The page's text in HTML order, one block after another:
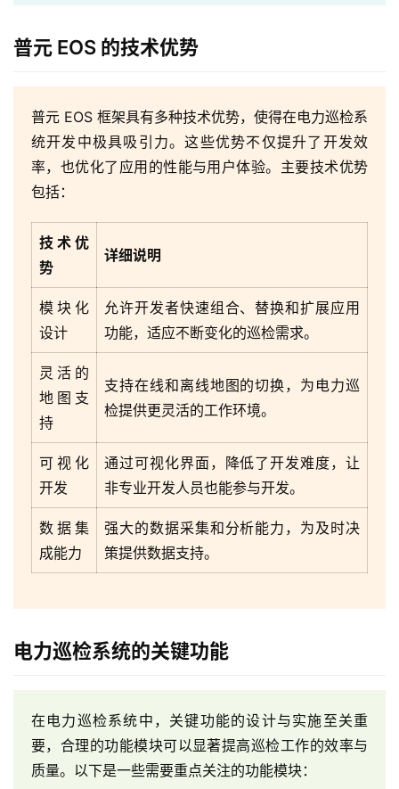
普元 EOS 的技术优势
普元 EOS 框架具有多种技术优势，使得在电力巡检系
统开发中极具吸引力。这些优势不仅提升了开发效
率，也优化了应用的性能与用户体验。主要技术优势
包括：
技术优
势
详细说明
模块化
设计
允许开发者快速组合、替换和扩展应用
功能，适应不断变化的巡检需求。
灵活的
地图支
持
支持在线和离线地图的切换，为电力巡
检提供更灵活的工作环境。
可视化
开发
通过可视化界面，降低了开发难度，让
非专业开发人员也能参与开发。
数据集
成能力
强大的数据采集和分析能力，为及时决
策提供数据支持。
电力巡检系统的关键功能
在电力巡检系统中，关键功能的设计与实施至关重
要，合理的功能模块可以显著提高巡检工作的效率与
质量。以下是一些需要重点关注的功能模块：